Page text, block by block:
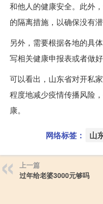
和他人的健康安全。此外
的隔离措施，以确保没有潜
另外，需要根据各地的具
写相关健康申报表或者做好
可以看出，山东省对开私
程度地减少疫情传播风险
康。
网络标签： 山
上一篇
过年给老婆3000元够吗